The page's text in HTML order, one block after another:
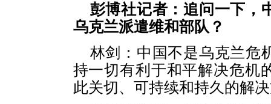
彭博社记者：追问一下，
乌克兰派遣维和部队？
林剑：中国不是乌克兰危
持一切有利于和平解决危机
此关切、可持续和持久的解